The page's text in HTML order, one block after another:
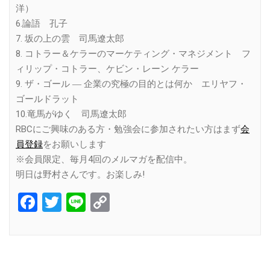
洋）
6.論語 孔子
7. 坂の上の雲 司馬遼太郎
8. コトラー＆ケラーのマーケティング・マネジメント フ
ィリップ・コトラー、ケビン・レーン ケラー
9. ザ・ゴール ― 企業の究極の目的とは何か エリヤフ・
ゴールドラット
10.竜馬がゆく 司馬遼太郎
RBCにご興味のある方・勉強会に参加されたい方はまず会
員登録をお願いします
※会員限定、毎月4回のメルマガを配信中。
明日は野村さんです。お楽しみ!
Facebook
Twitter
Line